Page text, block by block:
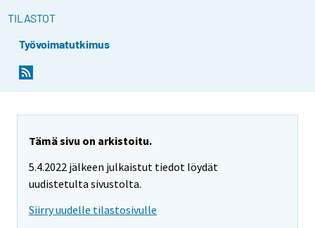
TILASTOT
Työvoimatutkimus
Tämä sivu on arkistoitu.
5.4.2022 jälkeen julkaistut tiedot löydät
uudistetulta sivustolta.
Siirry uudelle tilastosivulle